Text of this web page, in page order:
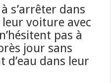
s’arrêter dans
voiture avec
pas à
jour sans
dans leur